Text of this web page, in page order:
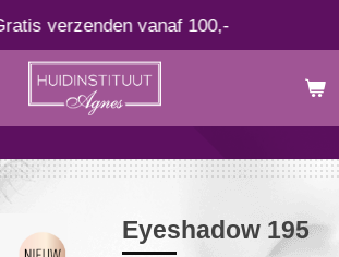
verzenden vanaf 100,-
Eyeshadow 195